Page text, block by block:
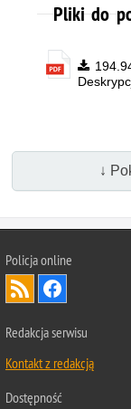
Pliki do
↓
Policja online
Redakcja serwisu
Kontakt z redakcją
Dostępność